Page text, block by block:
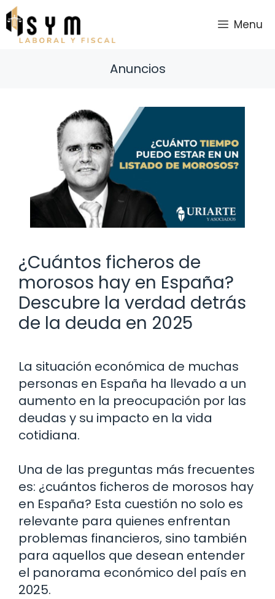
Saltar
al
contenido
Menu
Anuncios
¿Cuántos ficheros de
morosos hay en España?
Descubre la verdad detrás
de la deuda en 2025
La situación económica de muchas
personas en España ha llevado a un
aumento en la preocupación por las
deudas y su impacto en la vida
cotidiana.
Una de las preguntas más frecuentes
es: ¿cuántos ficheros de morosos hay
en España? Esta cuestión no solo es
relevante para quienes enfrentan
problemas financieros, sino también
para aquellos que desean entender
el panorama económico del país en
2025.